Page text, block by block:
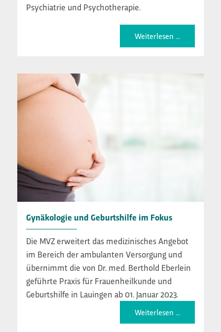
Psychiatrie und Psychotherapie.
Weiterlesen ...
Gynäkologie und Geburtshilfe im Fokus
Die MVZ erweitert das medizinisches Angebot
im Bereich der ambulanten Versorgung und
übernimmt die von Dr. med. Berthold Eberlein
geführte Praxis für Frauenheilkunde und
Geburtshilfe in Lauingen ab 01. Januar 2023.
Weiterlesen ...